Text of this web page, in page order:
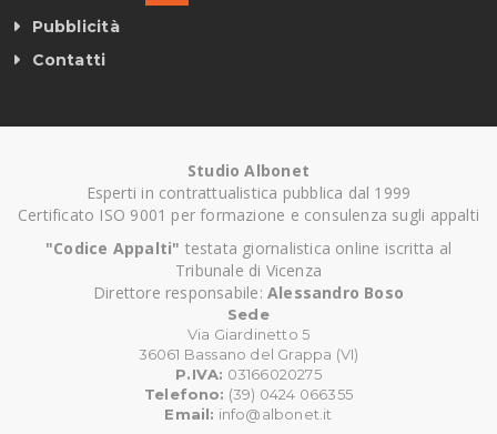
Pubblicità
Contatti
Studio Albonet
Esperti in contrattualistica pubblica dal 1999
Certificato ISO 9001 per formazione e consulenza sugli appalti
"Codice Appalti" testata giornalistica online iscritta al
Tribunale di Vicenza
Direttore responsabile: Alessandro Boso
Sede
Via Giardinetto 5
36061 Bassano del Grappa (VI)
P.IVA: 03166020275
Telefono: (39) 0424 066355
Email: info@albonet.it